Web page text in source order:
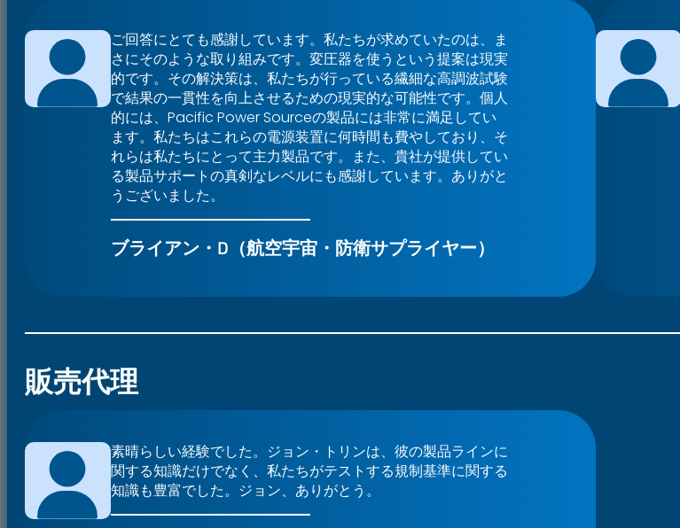
ご回答にとても感謝しています。私たちが求めていたのは、ま
さにそのような取り組みです。変圧器を使うという提案は現実
的です。その解決策は、私たちが行っている繊細な高調波試験
で結果の一貫性を向上させるための現実的な可能性です。個人
的には、Pacific Power Sourceの製品には非常に満足してい
ます。私たちはこれらの電源装置に何時間も費やしており、そ
れらは私たちにとって主力製品です。また、貴社が提供してい
る製品サポートの真剣なレベルにも感謝しています。ありがと
うございました。
ブライアン・D（航空宇宙・防衛サプライヤー）
販売代理
素晴らしい経験でした。ジョン・トリンは、彼の製品ラインに
関する知識だけでなく、私たちがテストする規制基準に関する
知識も豊富でした。ジョン、ありがとう。